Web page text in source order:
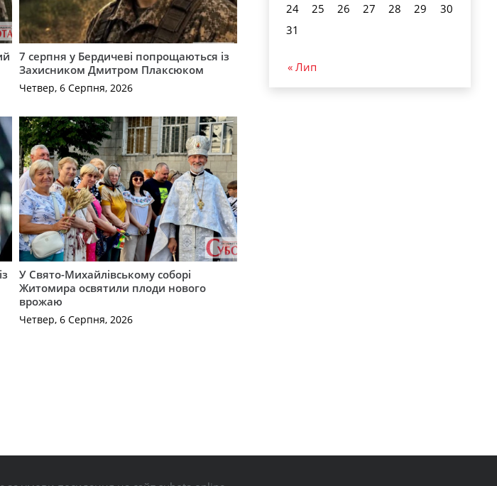
7 серпня у Бердичеві попрощаються із
Захисником Дмитром Плаксюком
Четвер, 6 Серпня, 2026
У Свято-Михайлівському соборі
Житомира освятили плоди нового
врожаю
Четвер, 6 Серпня, 2026
24
25 26 27 28 29
30
31
« Лип